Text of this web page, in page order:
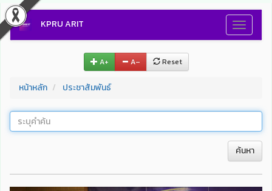
Toggle
KPRU ARIT
A+ A– Reset
หน้าหลัก ประชาสัมพันธ์
ค้นหา